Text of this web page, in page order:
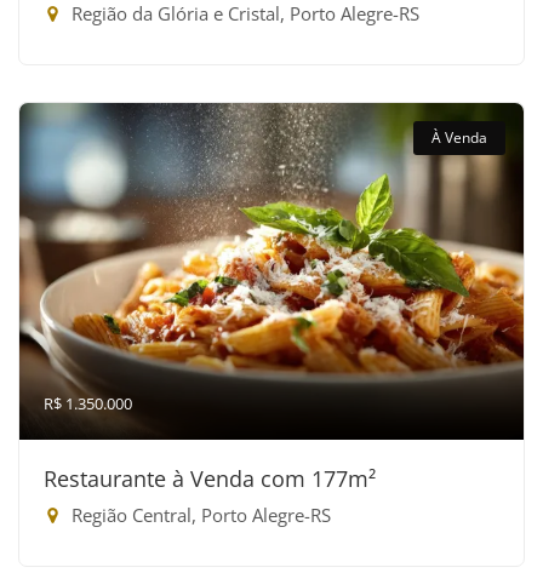
Região da Glória e Cristal, Porto Alegre-RS
À Venda
R$ 1.350.000
Restaurante à Venda com 177m²
Região Central, Porto Alegre-RS